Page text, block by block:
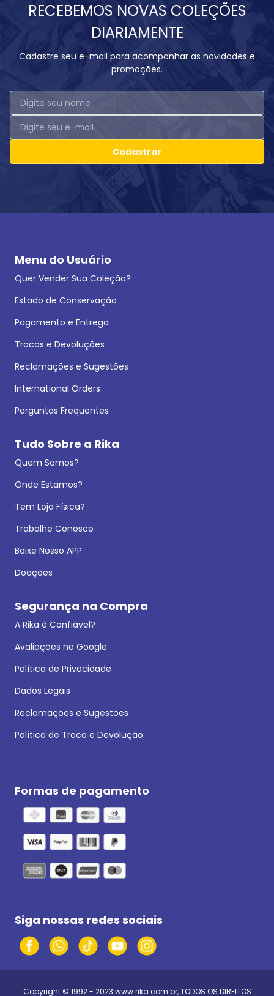
RECEBEMOS NOVAS COLEÇÕES
DIARIAMENTE
Cadastre seu e-mail para acompanhar as novidades e
promoções.
Cadastrar
Menu do Usuário
Quer Vender Sua Coleção?
Estado de Conservação
Pagamento e Entrega
Trocas e Devoluções
Reclamações e Sugestões
International Orders
Perguntas Frequentes
Tudo Sobre a Rika
Quem Somos?
Onde Estamos?
Tem Loja Física?
Trabalhe Conosco
Baixe Nosso APP
Doações
Segurança na Compra
A Rika é Confiável?
Avaliações no Google
Política de Privacidade
Dados Legais
Reclamações e Sugestões
Política de Troca e Devolução
Formas de pagamento
Siga nossas redes sociais
Copyright © 1992 - 2023 www.rika.com.br, TODOS OS DIREITOS